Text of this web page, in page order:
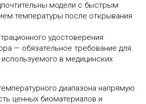
модели с быстрым
температуры после открывания
удостоверения
— обязательное требование для
используемого в медицинских
диапазона напрямую
ценных биоматериалов и